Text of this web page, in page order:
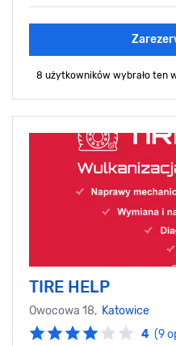
8 użytkowników wybrało ten
TIRE HELP
Owocowa 18, Katowice
4 (9